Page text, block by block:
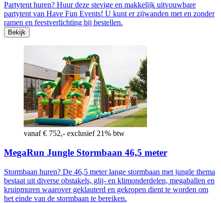
Partytent huren? Huur deze stevige en makkelijk uitvouwbare
partytent van Have Fun Events! U kunt er zijwanden met en zonder
ramen en feestverlichting bij bestellen.
Bekijk
vanaf € 752,- exclusief 21% btw
MegaRun Jungle Stormbaan 46,5 meter
Stormbaan huren? De 46,5 meter lange stormbaan met jungle thema
bestaat uit diverse obstakels, glij- en klimonderdelen, megaballen en
kruipmuren waarover geklauterd en gekropen dient te worden om
het einde van de stormbaan te bereiken.